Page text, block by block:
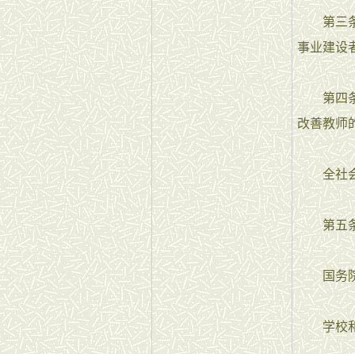
第三条
事业建设
第四条
改善教师
全社会
第五条
国务院
学校和其